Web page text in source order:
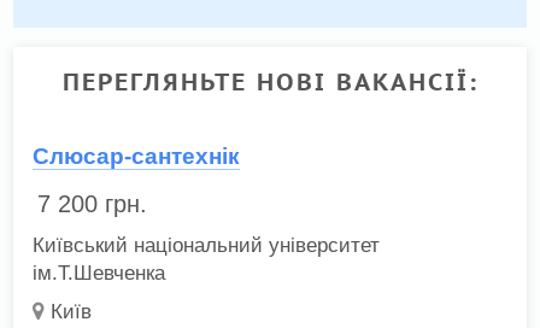
ПЕРЕГЛЯНЬТЕ НОВІ ВАКАНСІЇ:
Слюсар-сантехнік
7 200 грн.
Київський національний університет
ім.Т.Шевченка
Київ